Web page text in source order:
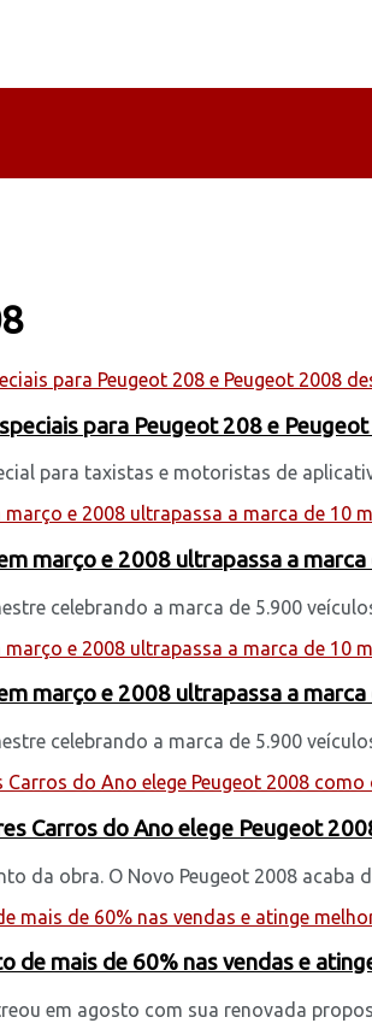
para Peugeot 208 e
para taxistas e motoristas de
março e 2008 ultrapassa a
celebrando a marca de 5.900
março e 2008 ultrapassa a
celebrando a marca de 5.900
Carros do Ano elege Peugeot
da obra. O Novo Peugeot 2008 acaba
de mais de 60% nas vendas e
em agosto com sua renovada